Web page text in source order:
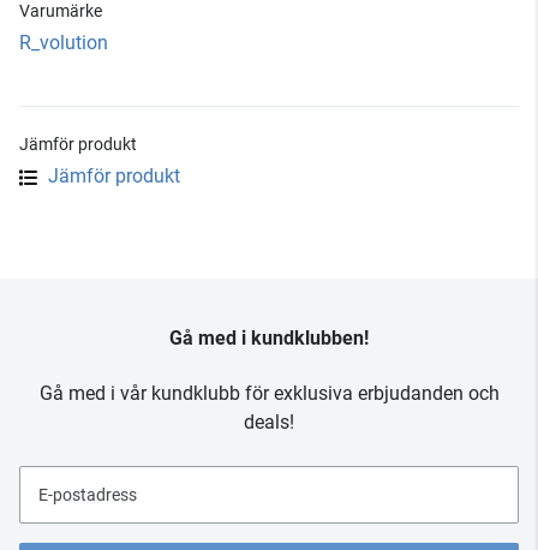
Varumärke
R_volution
Jämför produkt
Jämför produkt
Gå med i kundklubben!
Gå med i vår kundklubb för exklusiva erbjudanden och
deals!
E-postadress